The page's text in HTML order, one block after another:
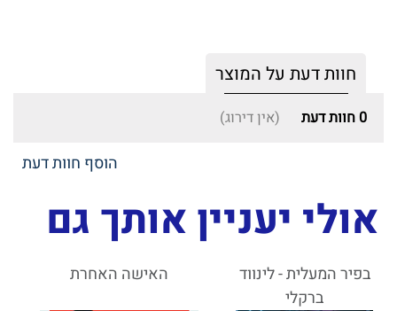
חוות דעת על המוצר
0 חוות דעת (אין דירוג)
הוסף חוות דעת
אולי יעניין אותך גם
בפיר המעלית - לינווד
ברקלי
האישה האחרת